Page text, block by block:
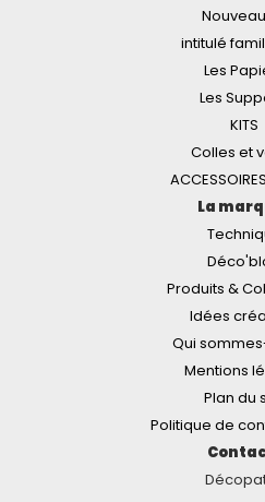
intitulé
Les
Les
KITS
Colles et
La
Produits &
Idées
Qui
Mentions
Plan du
Politique de